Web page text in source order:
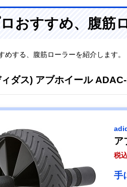
おすすめ、腹筋
めする、腹筋ローラーを紹介します。
ダス) アブホイール
ア
税
手